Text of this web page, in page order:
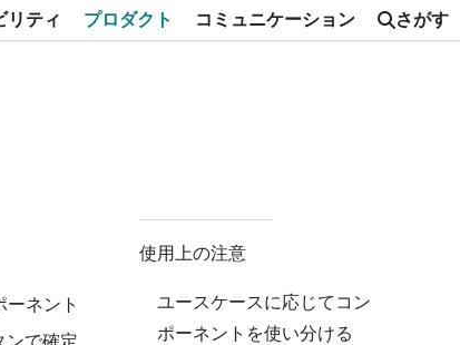
さがす
リティ プロダクト コミュニケーション
使用上の注意
ユースケースに応じてコン
ポーネントを使い分ける
ネント
ンで確定